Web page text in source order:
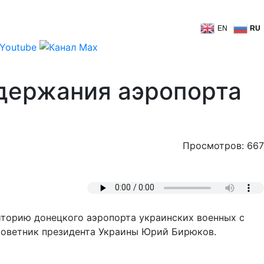
EN RU
аэропорта
Просмотров: 667
донецкого аэропорта украинских военных с
президента Украины Юрий Бирюков.